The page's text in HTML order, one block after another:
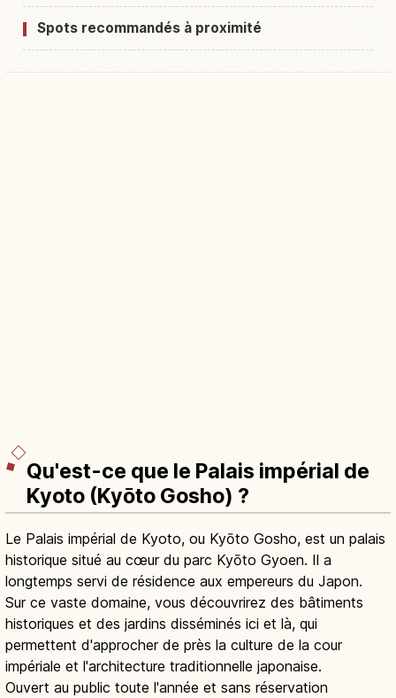
Spots recommandés à proximité
Qu'est-ce que le Palais impérial de
Kyoto (Kyōto Gosho) ?
Le Palais impérial de Kyoto, ou Kyōto Gosho, est un palais
historique situé au cœur du parc Kyōto Gyoen. Il a
longtemps servi de résidence aux empereurs du Japon.
Sur ce vaste domaine, vous découvrirez des bâtiments
historiques et des jardins disséminés ici et là, qui
permettent d'approcher de près la culture de la cour
impériale et l'architecture traditionnelle japonaise.
Ouvert au public toute l'année et sans réservation